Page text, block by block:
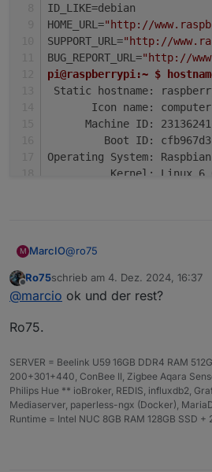
ID_LIKE=debian
HOME_URL="http://
SUPPORT_URL="http://
BUG_REPORT_URL="http://
pi@raspberrypi:~ $
Static hostname:
       Icon name: computer
Machine ID:
Boot ID:
Operating System:
Kernel: Linux
M MarcIO@ro75
Ja tatsächlich hast recht, ist
gäbe es nur auf diesen.
VERSION_ID="12"
VERSION="12 (bookworm)"
ID=raspbian
ID_LIKE=debian
SUPPORT_URL="http://
Offline
Ro75schrieb am 4. Dez. 2024, 16:37
zuletzt editiert von
@marcio ok und der rest?
Ro75.
SERVER = Beelink U59 16GB DDR4 RAM
200+301+440, ConBee II, Zigbee Aqara
Philips Hue ** ioBroker, REDIS, influxdb2,
Mediaserver, paperless-ngx (Docker),
Runtime = Intel NUC 8GB RAM 128GB SSD